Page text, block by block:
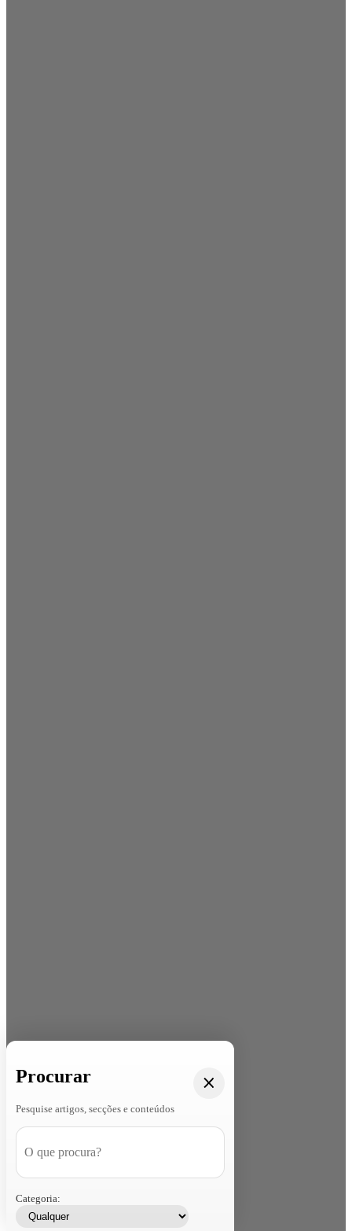
Procurar
Pesquise artigos, secções e conteúdos
Categoria: